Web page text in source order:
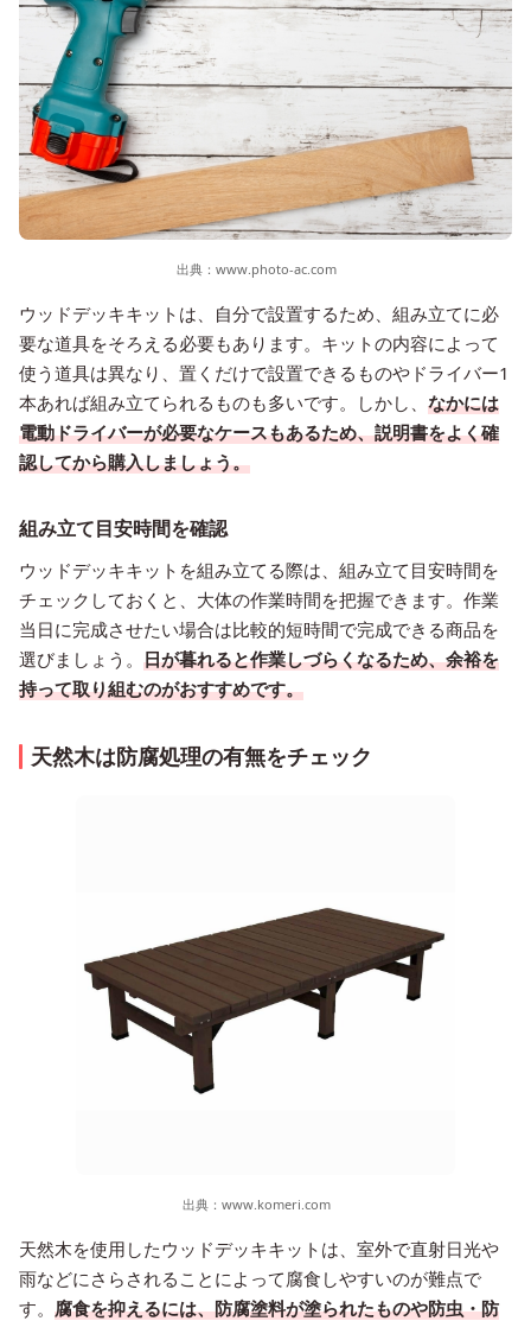
出典： www.photo-ac.com
ウッドデッキキットは、自分で設置するため、組み立てに必
要な道具をそろえる必要もあります。キットの内容によって
使う道具は異なり、置くだけで設置できるものやドライバー1
本あれば組み立てられるものも多いです。しかし、 なかには
電動ドライバーが必要なケースもあるため、説明書をよく確
認してから購入しましょう。
組み立て目安時間を確認
ウッドデッキキットを組み立てる際は、組み立て目安時間を
チェックしておくと、大体の作業時間を把握できます。作業
当日に完成させたい場合は比較的短時間で完成できる商品を
選びましょう。 日が暮れると作業しづらくなるため、余裕を
持って取り組むのがおすすめです。
天然木は防腐処理の有無をチェック
出典： www.komeri.com
天然木を使用したウッドデッキキットは、室外で直射日光や
雨などにさらされることによって腐食しやすいのが難点で
す。 腐食を抑えるには、防腐塗料が塗られたものや防虫・防